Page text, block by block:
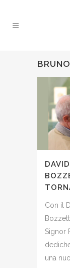
Con il
Signor
una